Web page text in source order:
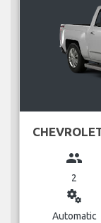
group
2
miscellaneous_services
Automatic